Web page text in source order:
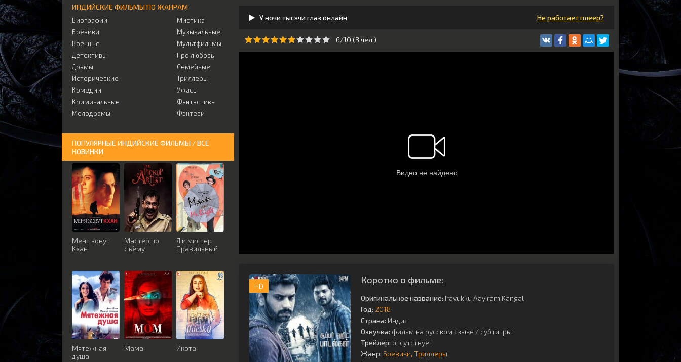
У ночи тысячи глаз онлайн Не работает плеер?
6/10 (3 чeл.)
HD
Коротко о фильме:
Оригинальное название: Iravukku Aayiram Kangal
Год: 2018
Страна: Индия
Озвучка: фильм на русском языке / субтитры
Трейлер: отсутствует
Жанр: Боевики Триллеры
ИНДИЙСКИЕ ФИЛЬМЫ ПО ЖАНРАМ
Биографии
Боевики
Военные
Детективы
Драмы
Исторические
Комедии
Криминальные
Мелодрамы
Мистика
Музыкальные
Мультфильмы
Про любовь
Семейные
Триллеры
Ужасы
Фантастика
Фэнтези
ПОПУЛЯРНЫЕ ИНДИЙСКИЕ ФИЛЬМЫ / ВСЕ
НОВИНКИ
Меня зовут
Кхан
Мастер по
съёму
Я и мистер
Правильный
Мятежная
душа
Мама Икота